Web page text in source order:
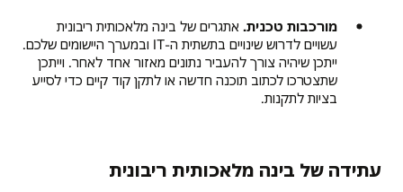
מורכבות טכנית. אתגרים של בינה מלאכותית ריבונית
עשויים לדרוש שינויים בתשתית ה-IT ובמערך היישומים שלכם.
ייתכן שיהיה צורך להעביר נתונים מאזור אחד לאחר. וייתכן
שתצטרכו לכתוב תוכנה חדשה או לתקן קוד קיים כדי לסייע
בציות לתקנות.
עתידה של בינה מלאכותית ריבונית